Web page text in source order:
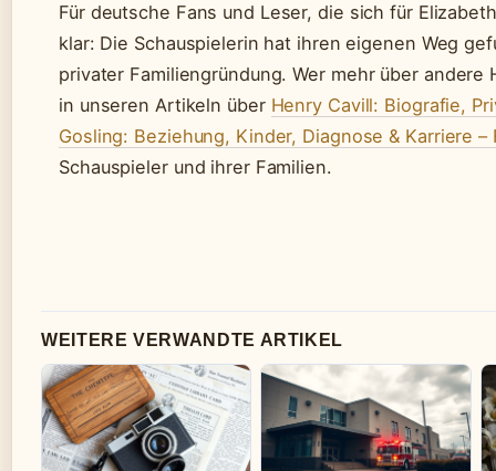
Für deutsche Fans und Leser, die sich für
klar: Die Schauspielerin hat ihren eigenen Weg
privater Familiengründung. Wer mehr über
in unseren Artikeln über Henry Cavill: Biografie,
Gosling: Beziehung, Kinder, Diagnose & Karriere –
Schauspieler und ihrer Familien.
WEITERE VERWANDTE ARTIKEL